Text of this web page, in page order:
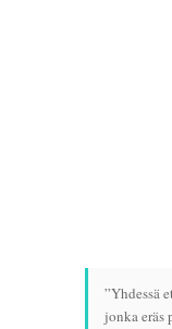
”Yhdessä
jonka eräs